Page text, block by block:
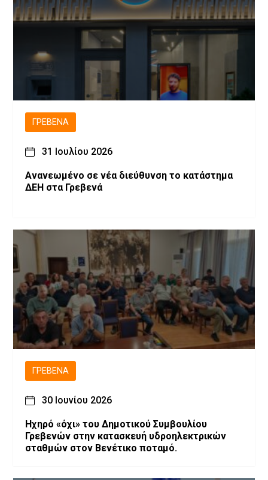
ΓΡΕΒΕΝΆ
31 Ιουλίου 2026
Ανανεωμένο σε νέα διεύθυνση το κατάστημα
ΔΕΗ στα Γρεβενά
ΓΡΕΒΕΝΆ
30 Ιουνίου 2026
Ηχηρό «όχι» του Δημοτικού Συμβουλίου
Γρεβενών στην κατασκευή υδροηλεκτρικών
σταθμών στον Βενέτικο ποταμό.